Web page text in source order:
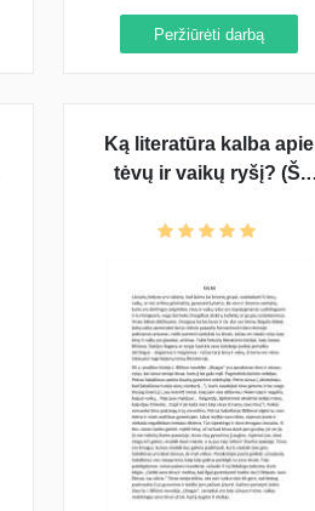
Peržiūrėti darbą
Ką literatūra kalba apie
tėvų ir vaikų ryšį? (Š.
Savickis)